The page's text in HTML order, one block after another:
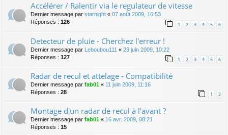
Accélérer / Ralentir via le regulateur de vitesse
Dernier message par starnight « 07 août 2009, 16:53
Réponses : 126 1 2 3 4 5 6
Detecteur de pluie - Cherchez l'erreur !
Dernier message par Leboubou111 « 23 juin 2009, 10:22
Réponses : 127 1 2 3 4 5 6
Radar de recul et attelage - Compatibilité
Dernier message par fab01 « 11 juin 2009, 11:16
Réponses : 28 1 2
Montage d'un radar de recul à l'avant ?
Dernier message par fab01 « 16 avr. 2009, 08:21
Réponses : 15